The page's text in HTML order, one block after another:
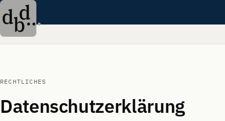
RECHTLICHES
Datenschutzerklärung